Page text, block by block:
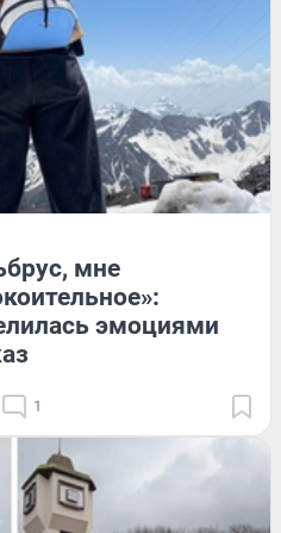
мне
эмоциями
1